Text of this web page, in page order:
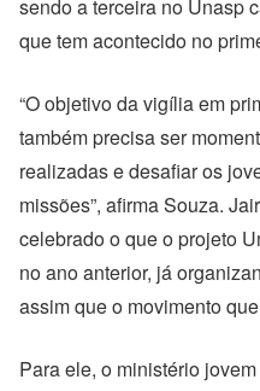
sendo a terceira no Unasp
que tem acontecido no
“O objetivo da vigília em
também precisa ser
realizadas e desafiar os
missões”, afirma Souza.
celebrado o que o projeto
no ano anterior, já
assim que o movimento
Para ele, o ministério